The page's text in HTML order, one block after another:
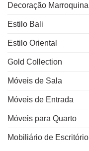
Decoração Marroquina
Estilo Bali
Estilo Oriental
Gold Collection
Móveis de Sala
Móveis de Entrada
Móveis para Quarto
Mobiliário de Escritório